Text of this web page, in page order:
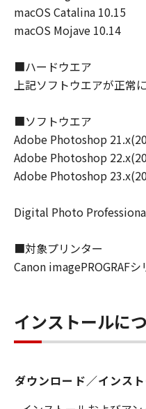
ん。
(4) 本契約に明示
的財産権のいか
るものではあり
所有権
「本ソフトウエ
権限及び所有権
ンまたはキヤノ
ます。
保証
憶媒体に格納さ
キヤノンは、お
（以下「メディ
な欠陥がないこ
見された場合に
macOS Catalina 10.15
macOS Mojave 10.14
■ハードウエア
上記ソフトウエアが正常
■ソフトウエア
Adobe Photoshop
Adobe Photoshop
Adobe Photoshop
Digital Photo
■対象プリンター
Canon imagePROGRAFシ
インストールに
ダウンロード／インス